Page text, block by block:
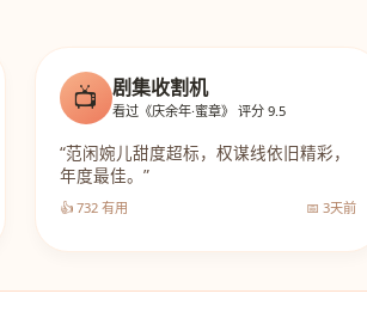
📺 剧集收割机
看过《庆余年·蜜章》 评分 9.5
“范闲婉儿甜度超标，权谋线依旧精彩，
年度最佳。”
👍 732 有用 📅 3天前